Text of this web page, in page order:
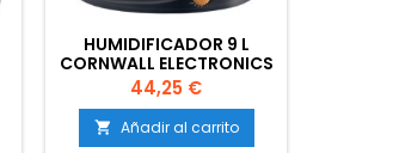
HUMIDIFICADOR 9 L
CORNWALL ELECTRONICS
Precio
44,25 €
 Añadir al carrito